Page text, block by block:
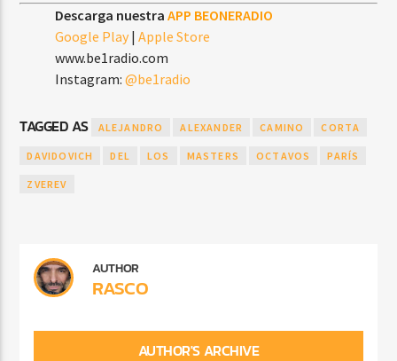
Descarga nuestraAPP BEONERADIO
Google Play |Apple Store
www.be1radio.com
Instagram:@be1radio
TAGGED AS ALEJANDRO ALEXANDER CAMINO CORTA
DAVIDOVICH DEL LOS MASTERS OCTAVOS PARÍS
ZVEREV
AUTHOR
RASCO
AUTHOR'S ARCHIVE